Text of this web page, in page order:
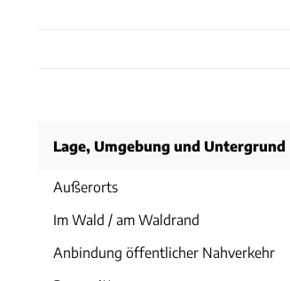
Lage, Umgebung und Untergrund
Außerorts
Im Wald / am Waldrand
Anbindung öffentlicher Nahverkehr